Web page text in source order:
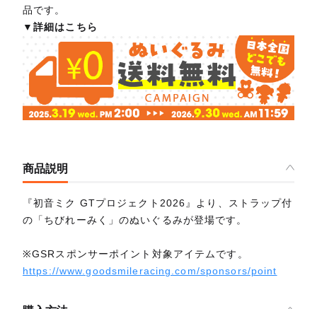
品です。
▼詳細はこちら
商品説明
『初音ミク GTプロジェクト2026』より、ストラップ付
の「ちびれーみく」のぬいぐるみが登場です。
※GSRスポンサーポイント対象アイテムです。
https://www.goodsmileracing.com/sponsors/point